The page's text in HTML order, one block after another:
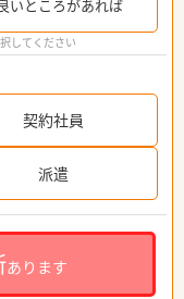
いところがあれば
してください
契約社員
派遣
あります